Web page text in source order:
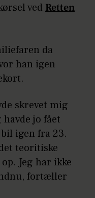
ved Retten
da
han igen
skrevet mig
jo fået
igen fra 23.
teoritiske
Jeg har ikke
fortæller